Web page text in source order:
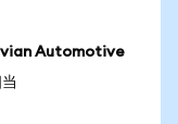
Automotive